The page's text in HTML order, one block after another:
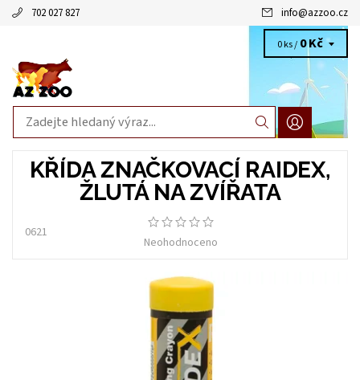
702 027 827 info@azzoo.cz
0 ks / 0 Kč
KŘÍDA ZNAČKOVACÍ RAIDEX,
ŽLUTÁ NA ZVÍŘATA
0621
Neohodnoceno